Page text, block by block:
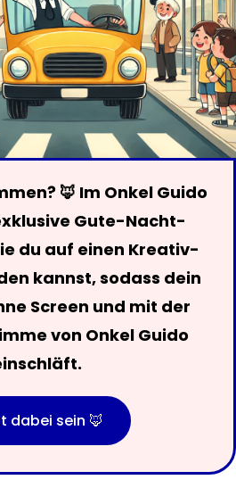
🦊 Im Onkel Guido
Gute-Nacht-
du auf einen Kreativ-
kannst, sodass dein
Screen und mit der
von Onkel Guido
dabei sein 🦊